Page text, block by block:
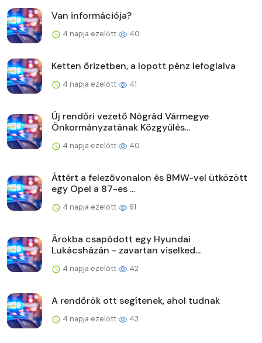
Van információja?
4 napja ezelőtt 40
Ketten őrizetben, a lopott pénz lefoglalva
4 napja ezelőtt 41
Új rendőri vezető Nógrád Vármegye
Önkormányzatának Közgyűlés...
4 napja ezelőtt 40
Áttért a felezővonalon és BMW-vel ütközött
egy Opel a 87-es ...
4 napja ezelőtt 61
Árokba csapódott egy Hyundai
Lukácsházán - zavartan viselked...
4 napja ezelőtt 42
A rendőrök ott segítenek, ahol tudnak
4 napja ezelőtt 43